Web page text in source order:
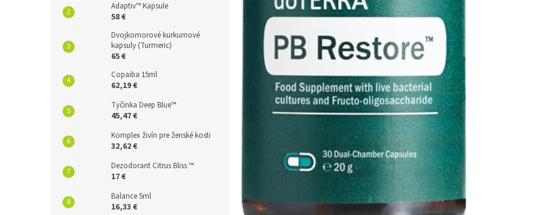
Adaptiv™ Kapsule
58 €
Dvojkomorové kurkumové
kapsuly (Turmeric)
65 €
Copaiba 15ml
62,19 €
Tyčinka Deep Blue™
45,47 €
Komplex živín pre ženské kosti
32,62 €
Dezodorant Citrus Bliss ™
17 €
Balance 5ml
16,33 €